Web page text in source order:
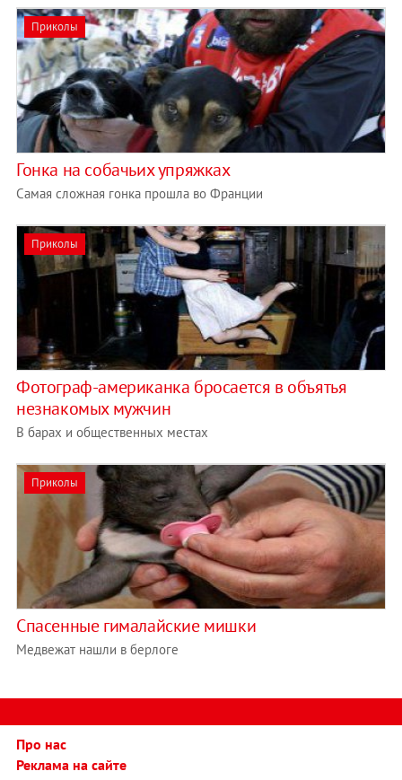
Приколы
Гонка на собачьих упряжках
Самая сложная гонка прошла во Франции
Приколы
Фотограф-американка бросается в объятья
незнакомых мужчин
В барах и общественных местах
Приколы
Спасенные гималайские мишки
Медвежат нашли в берлоге
Про нас
Реклама на сайте